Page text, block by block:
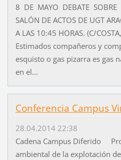
8 DE MAYO DEBATE SOBRE
SALÓN DE ACTOS DE UGT
A LAS 10:45 HORAS. (C/
Estimados compañeros y
esquisto o gas pizarra es gas
en el...
Conferencia Campus
28.04.2014 22:38
Cadena Campus Diferido
ambiental de la explotación